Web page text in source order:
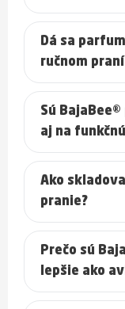
Dá sa
ručnom
Sú
aj na
Ako
pranie?
Prečo sú
lepšie ako